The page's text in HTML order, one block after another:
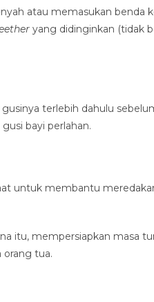
atau memasukan benda
yang didinginkan (tidak
terlebih dahulu
bayi perlahan.
untuk membantu
itu, mempersiapkan masa
tua.